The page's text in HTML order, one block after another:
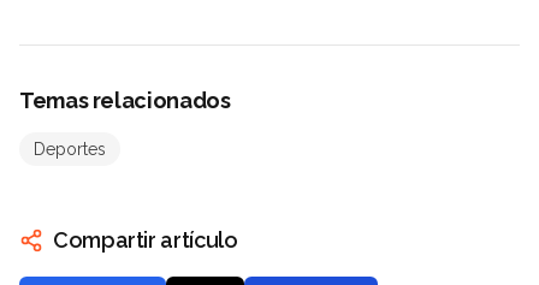
Temas relacionados
Deportes
Compartir artículo